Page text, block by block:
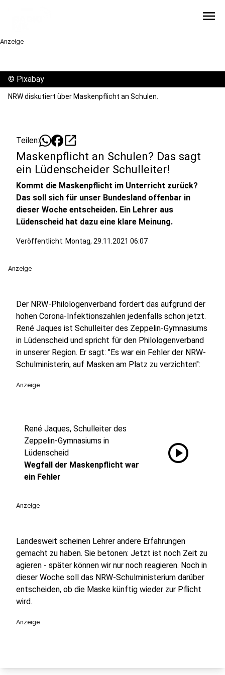
menu
Anzeige
© Pixabay
NRW diskutiert über Maskenpflicht an Schulen.
Teilen: open_in_new
Maskenpflicht an Schulen? Das sagt
ein Lüdenscheider Schulleiter!
Kommt die Maskenpflicht im Unterricht zurück?
Das soll sich für unser Bundesland offenbar in
dieser Woche entscheiden. Ein Lehrer aus
Lüdenscheid hat dazu eine klare Meinung.
Veröffentlicht: Montag, 29.11.2021 06:07
Anzeige
Der NRW-Philologenverband fordert das aufgrund der
hohen Corona-Infektionszahlen jedenfalls schon jetzt.
René Jaques ist Schulleiter des Zeppelin-Gymnasiums
in Lüdenscheid und spricht für den Philologenverband
in unserer Region. Er sagt: "Es war ein Fehler der NRW-
Schulministerin, auf Masken am Platz zu verzichten":
Anzeige
René Jaques, Schulleiter des
Zeppelin-Gymnasiums in
Lüdenscheid
Wegfall der Maskenpflicht war
ein Fehler
play_circle
Anzeige
Landesweit scheinen Lehrer andere Erfahrungen
gemacht zu haben. Sie betonen: Jetzt ist noch Zeit zu
agieren - später können wir nur noch reagieren. Noch in
dieser Woche soll das NRW-Schulministerium darüber
entscheiden, ob die Maske künftig wieder zur Pflicht
wird.
Anzeige